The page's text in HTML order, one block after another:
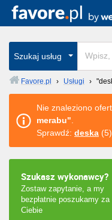
Szukaj usług
Favore.pl › Usługi ›
Nie znaleziono
merabu"
Sprawdź: deska (5)
Szukasz wykonawcy?
Zostaw zapytanie, a my
bezpłatnie poszukamy za
Ciebie
Cała Polska
wszystkie w całym kraju
Warszawa
Wrocław
Poznań
Łódź